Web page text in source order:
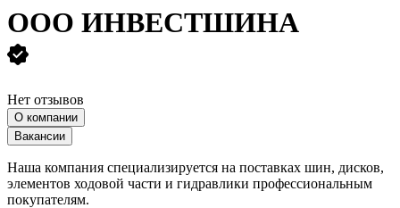
ООО ИНВЕСТШИНА
Нет отзывов
О компании
Вакансии
Наша компания специализируется на поставках шин, дисков,
элементов ходовой части и гидравлики профессиональным
покупателям.